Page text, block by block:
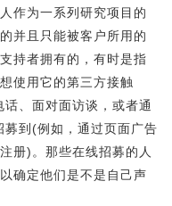
作为一系列研究项目的
并且只能被客户所用的
持者拥有的，有时是指
使用它的第三方接触
、面对面访谈，或者通
到(例如，通过页面广告
册)。那些在线招募的人
确定他们是不是自己声